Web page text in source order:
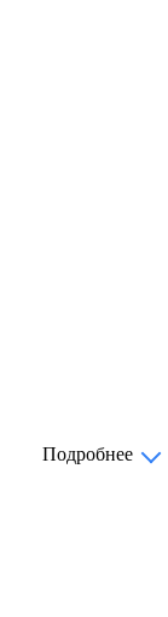
Подробнее